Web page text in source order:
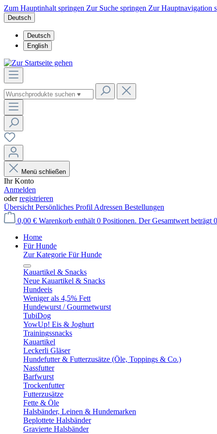
Zum Hauptinhalt springen Zur Suche springen Zur Hauptnavigation
Deutsch
Deutsch
English
Menü schließen
Ihr Konto
Anmelden
oderregistrieren
Übersicht Persönliches Profil Adressen Bestellungen
0,00 € Warenkorb enthält 0 Positionen. Der Gesamtwert beträgt
Home
Für Hunde
Zur Kategorie Für Hunde
Kauartikel & Snacks
Neue Kauartikel & Snacks
Hundeeis
Weniger als 4,5% Fett
Hundewurst / Gourmetwurst
TubiDog
YowUp! Eis & Joghurt
Trainingssnacks
Kauartikel
Leckerli Gläser
Hundefutter & Futterzusätze (Öle, Toppings & Co.)
Nassfutter
Barfwurst
Trockenfutter
Futterzusätze
Fette & Öle
Halsbänder, Leinen & Hundemarken
Beplottete Halsbänder
Gravierte Halsbänder